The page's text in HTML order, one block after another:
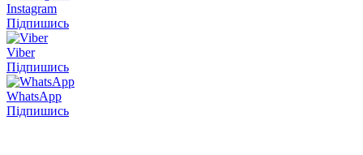
Instagram
Підпишись
Viber
Підпишись
WhatsApp
Підпишись